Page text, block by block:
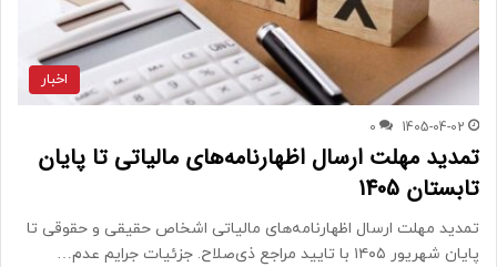
اخبار
1405-04-02
0
تمدید مهلت ارسال اظهارنامه‌های مالیاتی تا پایان
تابستان 1405
تمدید مهلت ارسال اظهارنامه‌های مالیاتی اشخاص حقیقی و حقوقی تا
پایان شهریور ۱۴۰۵ با تایید مراجع ذی‌صلاح. جزئیات جرایم عدم…